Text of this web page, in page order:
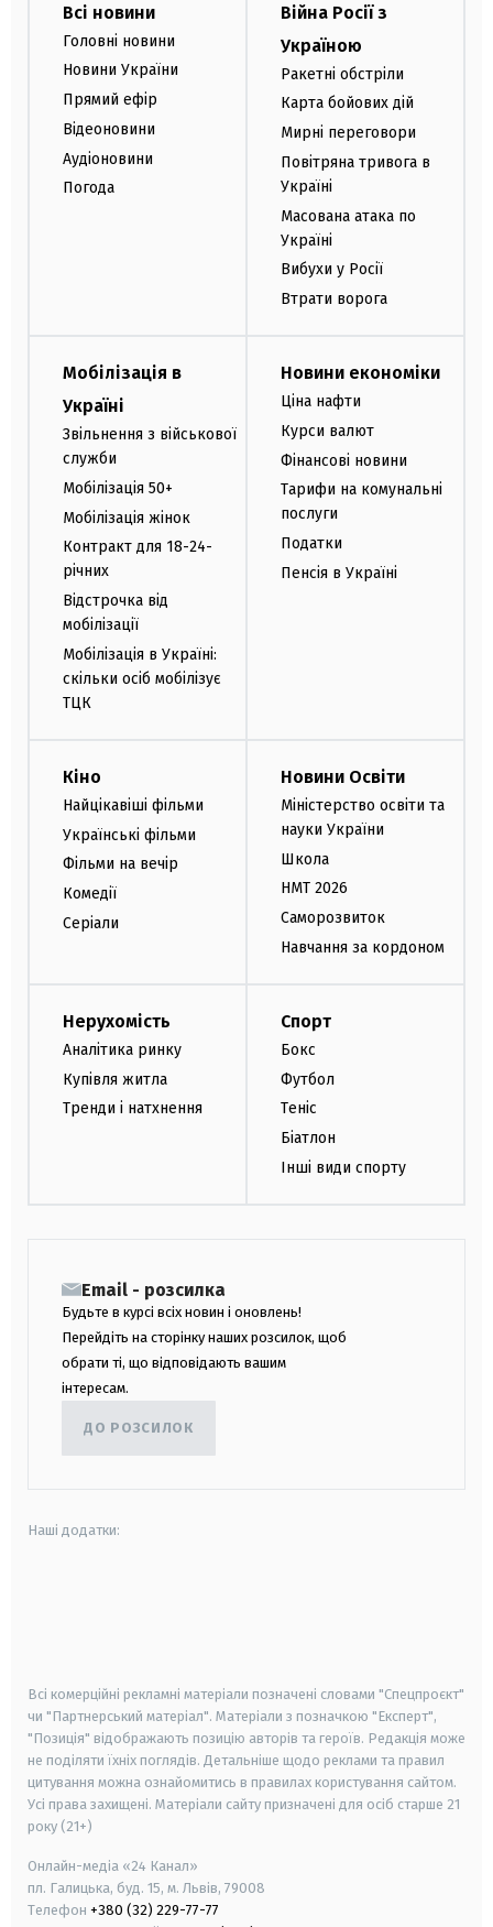
Всі новини
Головні новини
Новини України
Прямий ефір
Відеоновини
Аудіоновини
Погода
Війна Росії з
Україною
Ракетні обстріли
Карта бойових дій
Мирні переговори
Повітряна тривога в
Україні
Масована атака по
Україні
Вибухи у Росії
Втрати ворога
Мобілізація в
Україні
Звільнення з військової
служби
Мобілізація 50+
Мобілізація жінок
Контракт для 18-24-
річних
Відстрочка від
мобілізації
Мобілізація в Україні:
скільки осіб мобілізує
ТЦК
Новини економіки
Ціна нафти
Курси валют
Фінансові новини
Тарифи на комунальні
послуги
Податки
Пенсія в Україні
Кіно
Найцікавіші фільми
Українські фільми
Фільми на вечір
Комедії
Серіали
Новини Освіти
Міністерство освіти та
науки України
Школа
НМТ 2026
Саморозвиток
Навчання за кордоном
Нерухомість
Аналітика ринку
Купівля житла
Тренди і натхнення
Спорт
Бокс
Футбол
Теніс
Біатлон
Інші види спорту
Email - розсилка
Будьте в курсі всіх новин і оновлень!
Перейдіть на сторінку наших розсилок, щоб
обрати ті, що відповідають вашим
інтересам.
ДО РОЗСИЛОК
Наші додатки:
Всі комерційні рекламні матеріали позначені словами "Спецпроєкт"
чи "Партнерський матеріал". Матеріали з позначкою "Експерт",
"Позиція" відображають позицію авторів та героїв. Редакція може
не поділяти їхніх поглядів. Детальніше щодо реклами та правил
цитування можна ознайомитись в правилах користування сайтом.
Усі права захищені. Матеріали сайту призначені для осіб старше 21
року (21+)
Онлайн-медіа «24 Канал»
пл. Галицька, буд. 15, м. Львів, 79008
Телефон +380 (32) 229-77-77